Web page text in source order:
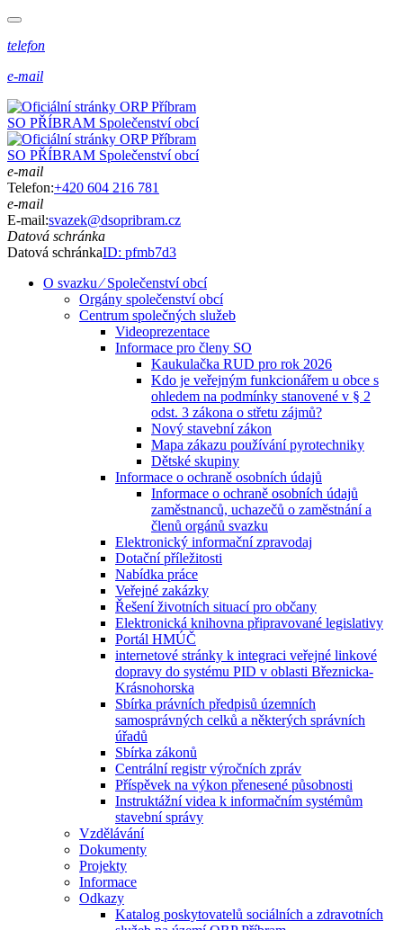
telefon
e-mail
SO PŘÍBRAM Společenství obcí
SO PŘÍBRAM Společenství obcí
e-mail
Telefon:+420 604 216 781
e-mail
E-mail:svazek@dsopribram.cz
Datová schránka
Datová schránkaID: pfmb7d3
O svazku ⁄ Společenství obcí
Orgány společenství obcí
Centrum společných služeb
Videoprezentace
Informace pro členy SO
Kaukulačka RUD pro rok 2026
Kdo je veřejným funkcionářem u obce s
ohledem na podmínky stanovené v § 2
odst. 3 zákona o střetu zájmů?
Nový stavební zákon
Mapa zákazu používání pyrotechniky
Dětské skupiny
Informace o ochraně osobních údajů
Informace o ochraně osobních údajů
zaměstnanců, uchazečů o zaměstnání a
členů orgánů svazku
Elektronický informační zpravodaj
Dotační příležitosti
Nabídka práce
Veřejné zakázky
Řešení životních situací pro občany
Elektronická knihovna připravované legislativy
Portál HMÚČ
internetové stránky k integraci veřejné linkové
dopravy do systému PID v oblasti Březnicka-
Krásnohorska
Sbírka právních předpisů územních
samosprávných celků a některých správních
úřadů
Sbírka zákonů
Centrální registr výročních zpráv
Příspěvek na výkon přenesené působnosti
Instruktážní videa k informačním systémům
stavební správy
Vzdělávání
Dokumenty
Projekty
Informace
Odkazy
Katalog poskytovatelů sociálních a zdravotních